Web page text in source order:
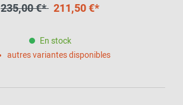
235,00 €* 211,50 €*
En stock
autres variantes disponibles